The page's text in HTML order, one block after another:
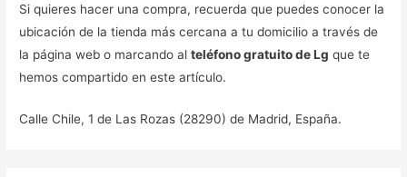
Si quieres hacer una compra, recuerda que puedes conocer la
ubicación de la tienda más cercana a tu domicilio a través de
la página web o marcando alteléfono gratuito de Lg que te
hemos compartido en este artículo.
Calle Chile, 1 de Las Rozas (28290) de Madrid, España.